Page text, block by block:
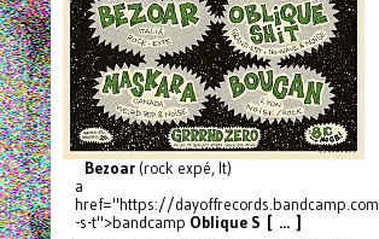
Bezoar(rock expé, It)
a
href="https://
-s-t">bandcamp Oblique S [ ... ]